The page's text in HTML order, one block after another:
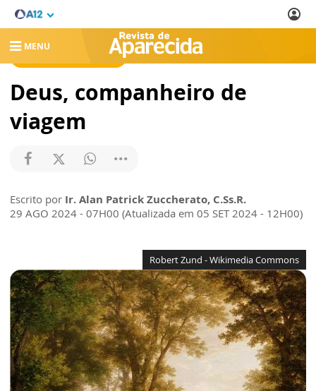
MENU
REVISTA DE APARECIDA
Deus, companheiro de
viagem
Escrito por Ir. Alan Patrick Zuccherato, C.Ss.R.
29 AGO 2024 - 07H00 (Atualizada em 05 SET 2024 - 12H00)
Robert Zund - Wikimedia Commons